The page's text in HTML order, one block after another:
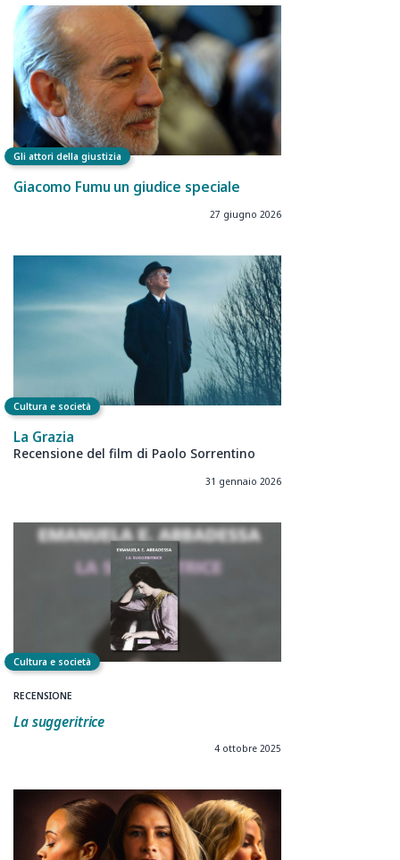
Gli attori della giustizia
Giacomo Fumu un giudice speciale
27 giugno 2026
Cultura e società
La Grazia
Recensione del film di Paolo Sorrentino
31 gennaio 2026
Cultura e società
RECENSIONE
La suggeritrice
4 ottobre 2025